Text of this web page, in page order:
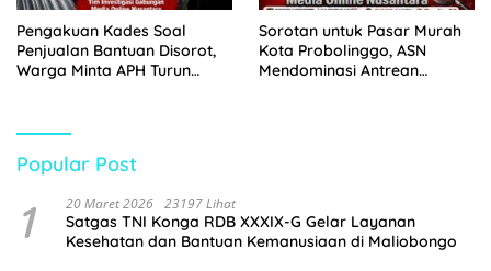
Pengakuan Kades Soal
Penjualan Bantuan Disorot,
Warga Minta APH Turun
Sorotan untuk Pasar Murah
Kota Probolinggo, ASN
Mendominasi Antrean
Popular Post
1 20 Maret 2026 23197 Lihat
Satgas TNI Konga RDB XXXIX-G Gelar Layanan
Kesehatan dan Bantuan Kemanusiaan di Maliobongo